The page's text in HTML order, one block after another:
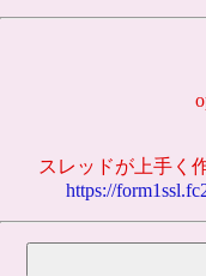
スレッドが上手く
https://